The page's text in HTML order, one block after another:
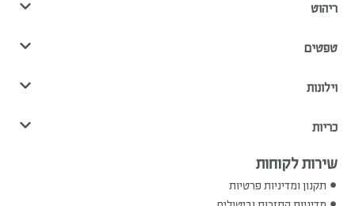
ריהוט
טפטים
וילונות
כריות
שירות לקוחות
תקנון ומדיניות פרטיות